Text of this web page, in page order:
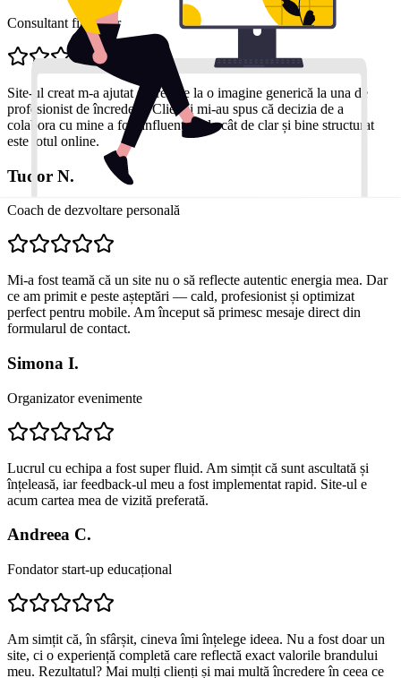
Consultant financiar
Site-ul creat m-a ajutat să trec de la o imagine generică la una de
profesionist de încredere. Clienții mi-au spus că decizia de a
colabora cu mine a fost influențată de cât de clar și bine structurat
este totul online.
Tudor N.
Coach de dezvoltare personală
Mi-a fost teamă că un site nu o să reflecte autentic energia mea. Dar
ce am primit e peste așteptări — cald, profesionist și optimizat
perfect pentru mobile. Am început să primesc mesaje direct din
formularul de contact.
Simona I.
Organizator evenimente
Lucrul cu echipa a fost super fluid. Am simțit că sunt ascultată și
înțeleasă, iar feedback-ul meu a fost implementat rapid. Site-ul e
acum cartea mea de vizită preferată.
Andreea C.
Fondator start-up educațional
Am simțit că, în sfârșit, cineva îmi înțelege ideea. Nu a fost doar un
site, ci o experiență completă care reflectă exact valorile brandului
meu. Rezultatul? Mai mulți clienți și mai multă încredere în ceea ce